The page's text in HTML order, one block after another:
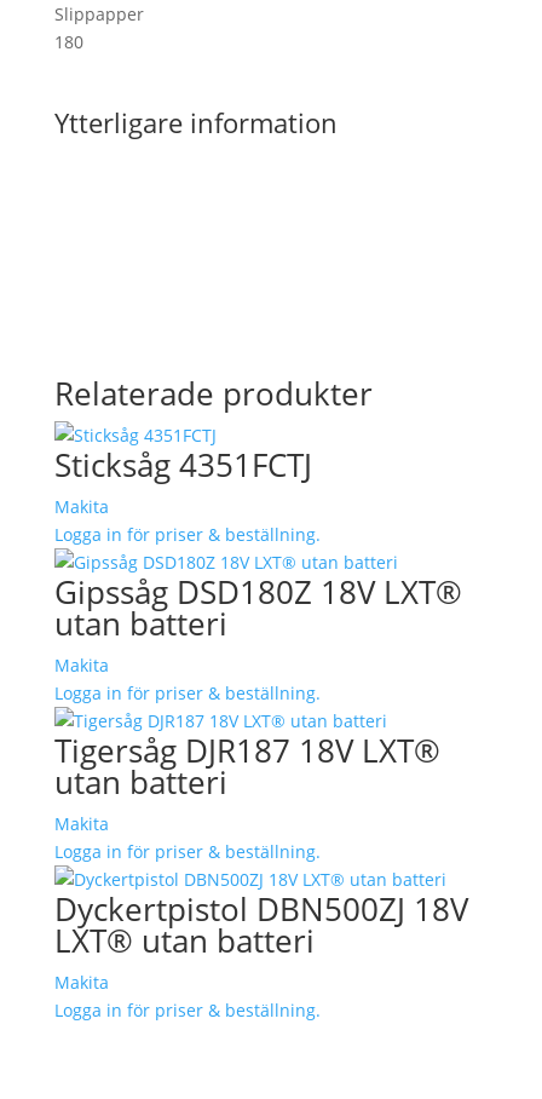
Slippapper
180
Ytterligare information
Relaterade produkter
Sticksåg 4351FCTJ
Makita
Logga in för priser & beställning.
Gipssåg DSD180Z 18V LXT®
utan batteri
Makita
Logga in för priser & beställning.
Tigersåg DJR187 18V LXT®
utan batteri
Makita
Logga in för priser & beställning.
Dyckertpistol DBN500ZJ 18V
LXT® utan batteri
Makita
Logga in för priser & beställning.